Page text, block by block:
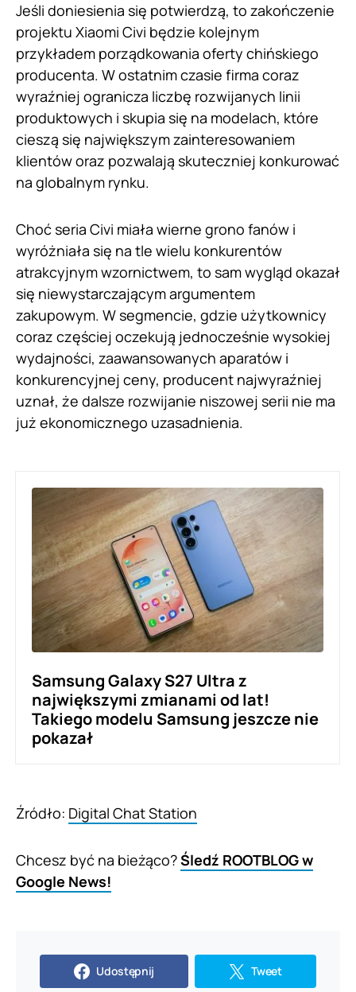
Jeśli doniesienia się potwierdzą, to zakończenie
projektu Xiaomi Civi będzie kolejnym
przykładem porządkowania oferty chińskiego
producenta. W ostatnim czasie firma coraz
wyraźniej ogranicza liczbę rozwijanych linii
produktowych i skupia się na modelach, które
cieszą się największym zainteresowaniem
klientów oraz pozwalają skuteczniej konkurować
na globalnym rynku.
Choć seria Civi miała wierne grono fanów i
wyróżniała się na tle wielu konkurentów
atrakcyjnym wzornictwem, to sam wygląd okazał
się niewystarczającym argumentem
zakupowym. W segmencie, gdzie użytkownicy
coraz częściej oczekują jednocześnie wysokiej
wydajności, zaawansowanych aparatów i
konkurencyjnej ceny, producent najwyraźniej
uznał, że dalsze rozwijanie niszowej serii nie ma
już ekonomicznego uzasadnienia.
Samsung Galaxy S27 Ultra z
największymi zmianami od lat!
Takiego modelu Samsung jeszcze nie
pokazał
Źródło: Digital Chat Station
Chcesz być na bieżąco?Śledź ROOTBLOG w
Google News!
Udostępnij Tweet